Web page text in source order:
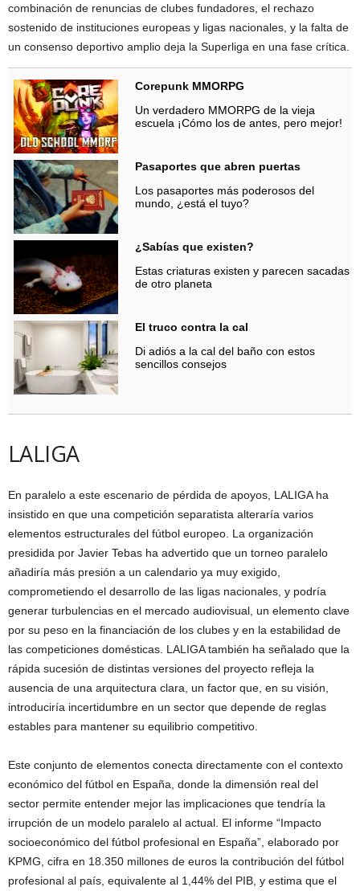
combinación de renuncias de clubes fundadores, el rechazo
sostenido de instituciones europeas y ligas nacionales, y la falta de
un consenso deportivo amplio deja la Superliga en una fase crítica.
Corepunk MMORPG
Un verdadero MMORPG de la vieja
escuela ¡Cómo los de antes, pero mejor!
Pasaportes que abren puertas
Los pasaportes más poderosos del
mundo, ¿está el tuyo?
¿Sabías que existen?
Estas criaturas existen y parecen sacadas
de otro planeta
El truco contra la cal
Di adiós a la cal del baño con estos
sencillos consejos
LALIGA
En paralelo a este escenario de pérdida de apoyos, LALIGA ha
insistido en que una competición separatista alteraría varios
elementos estructurales del fútbol europeo. La organización
presidida por Javier Tebas ha advertido que un torneo paralelo
añadiría más presión a un calendario ya muy exigido,
comprometiendo el desarrollo de las ligas nacionales, y podría
generar turbulencias en el mercado audiovisual, un elemento clave
por su peso en la financiación de los clubes y en la estabilidad de
las competiciones domésticas. LALIGA también ha señalado que la
rápida sucesión de distintas versiones del proyecto refleja la
ausencia de una arquitectura clara, un factor que, en su visión,
introduciría incertidumbre en un sector que depende de reglas
estables para mantener su equilibrio competitivo.
Este conjunto de elementos conecta directamente con el contexto
económico del fútbol en España, donde la dimensión real del
sector permite entender mejor las implicaciones que tendría la
irrupción de un modelo paralelo al actual. El informe “Impacto
socioeconómico del fútbol profesional en España”, elaborado por
KPMG, cifra en 18.350 millones de euros la contribución del fútbol
profesional al país, equivalente al 1,44% del PIB, y estima que el